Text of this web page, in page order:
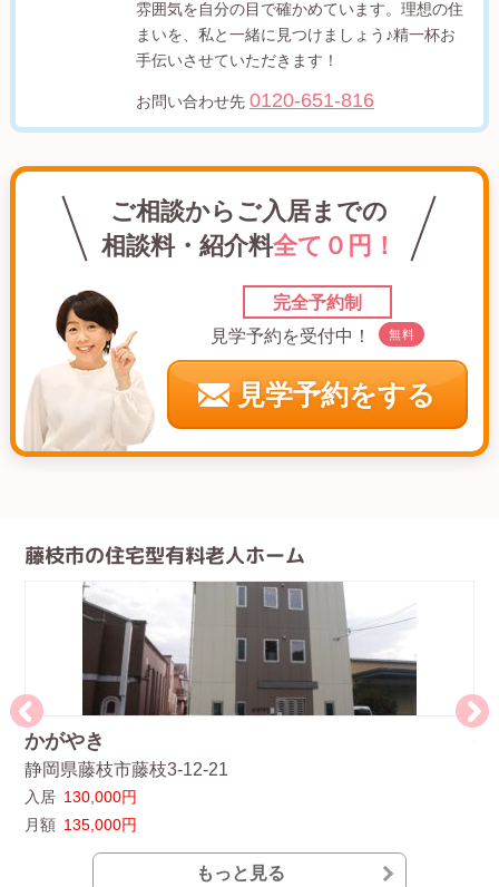
雰囲気を自分の目で確かめています。理想の住
まいを、私と一緒に見つけましょう♪精一杯お
手伝いさせていただきます！
お問い合わせ先 0120-651-816
ご相談からご入居までの
相談料・紹介料全て０円！
完全予約制
見学予約を受付中！
無料
見学予約をする
藤枝市の住宅型有料老人ホーム
かがやき
静岡県藤枝市藤枝3-12-21
入居 130,000円
月額 135,000円
もっと見る